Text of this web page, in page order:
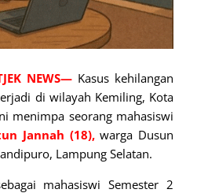
NEWS— Kasus kehilangan
di wilayah Kemiling, Kota
menimpa seorang mahasiswi
Jannah (18),warga Dusun
Lampung Selatan.
mahasiswi Semester 2